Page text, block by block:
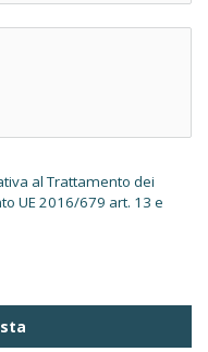
al Trattamento dei
UE 2016/679 art. 13 e